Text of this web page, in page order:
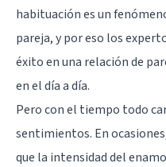
habituación es un
pareja, y por eso los
éxito en una relación de
en el día a día.
Pero con el tiempo todo
sentimientos. En
que la intensidad del